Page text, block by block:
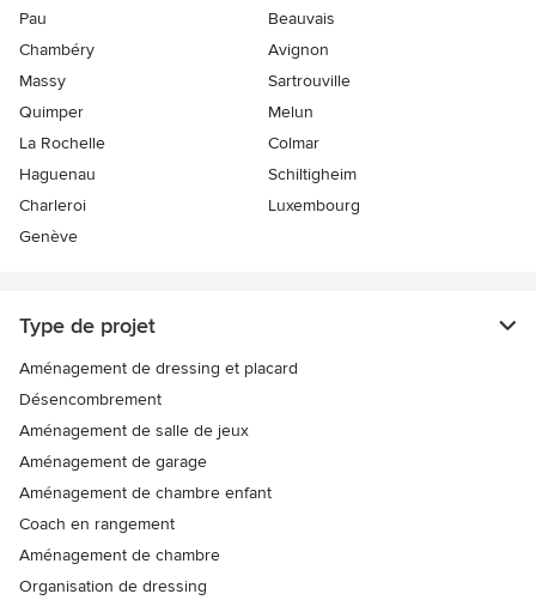
Pau
Beauvais
Chambéry
Avignon
Massy
Sartrouville
Quimper
Melun
La Rochelle
Colmar
Haguenau
Schiltigheim
Charleroi
Luxembourg
Genève
Type de projet
Aménagement de dressing et placard
Désencombrement
Aménagement de salle de jeux
Aménagement de garage
Aménagement de chambre enfant
Coach en rangement
Aménagement de chambre
Organisation de dressing